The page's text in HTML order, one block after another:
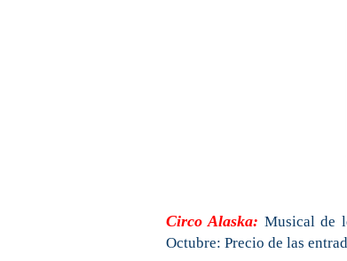
Circo Alaska: Musical de
Octubre: Precio de las